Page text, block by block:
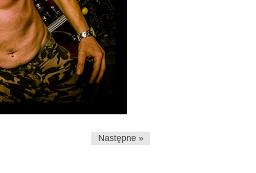
Następne »